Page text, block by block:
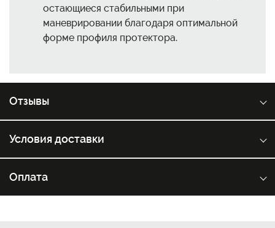
остающиеся стабильными при
маневрировании благодаря оптимальной
форме профиля протектора.
Отзывы
Условия доставки
Оплата